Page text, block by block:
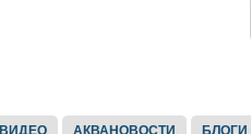
ВИДЕО АКВАНОВОСТИ БЛОГИ